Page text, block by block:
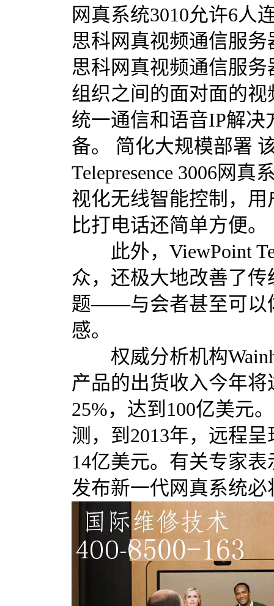
网真系统3010允许6人
思科网真视频通信服务
思科网真视频通信服
组织之间的面对面的
统一通信和语音IP解
备。 简化大规模部署
Telepresence 3006网
视化无线智能控制，
比打电话还简单方便。
此外，ViewPoint
众，还极大地改善了
题——与会者甚至可以
感。
权威分析机构
产品的出货收入今年
25%，达到100亿美元
测，到2013年，远程
14亿美元。有关专家
发布新一代网真系统